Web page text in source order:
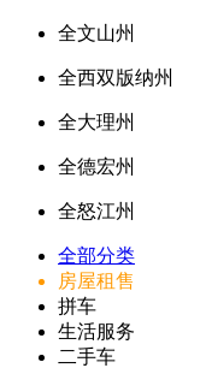
全文山州
全西双版纳州
全大理州
全德宏州
全怒江州
全部分类
房屋租售
拼车
生活服务
二手车